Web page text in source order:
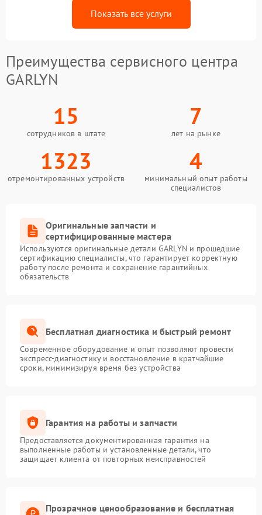
Показать все услуги
Преимущества сервисного центра
GARLYN
15
сотрудников в штате
7
лет на рынке
1323
отремонтированных устройств
4
минимальный опыт работы
специалистов
Оригинальные запчасти и
сертифицированные мастера
Используются оригинальные детали GARLYN и прошедшие
сертификацию специалисты, что гарантирует корректную
работу после ремонта и сохранение гарантийных
обязательств
Бесплатная диагностика и быстрый ремонт
Современное оборудование и опыт позволяют провести
экспресс-диагностику и восстановление в кратчайшие
сроки, минимизируя время без устройства
Гарантия на работы и запчасти
Предоставляется документированная гарантия на
выполненные работы и установленные детали, что
защищает клиента от повторных неисправностей
Прозрачное ценообразование и бесплатная